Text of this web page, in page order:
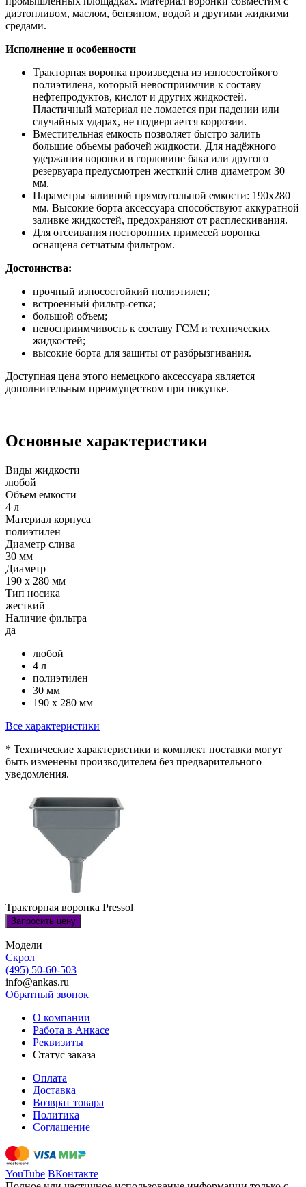
дизтопливом, маслом, бензином, водой и другими жидкими
средами.
Исполнение и особенности
Тракторная воронка произведена из износостойкого
полиэтилена, который невосприимчив к составу
нефтепродуктов, кислот и других жидкостей.
Пластичный материал не ломается при падении или
случайных ударах, не подвергается коррозии.
Вместительная емкость позволяет быстро залить
большие объемы рабочей жидкости. Для надёжного
удержания воронки в горловине бака или другого
резервуара предусмотрен жесткий слив диаметром 30
мм.
Параметры заливной прямоугольной емкости: 190х280
мм. Высокие борта аксессуара способствуют аккуратной
заливке жидкостей, предохраняют от расплескивания.
Для отсеивания посторонних примесей воронка
оснащена сетчатым фильтром.
Достоинства:
прочный износостойкий полиэтилен;
встроенный фильтр-сетка;
большой объем;
невосприимчивость к составу ГСМ и технических
жидкостей;
высокие борта для защиты от разбрызгивания.
Доступная цена этого немецкого аксессуара является
дополнительным преимуществом при покупке.
Основные характеристики
Виды жидкости
любой
Объем емкости
4 л
Материал корпуса
полиэтилен
Диаметр слива
30 мм
Диаметр
190 х 280 мм
Тип носика
жесткий
Наличие фильтра
да
любой
4 л
полиэтилен
30 мм
190 х 280 мм
Все характеристики
* Технические характеристики и комплект поставки могут
быть изменены производителем без предварительного
уведомления.
Тракторная воронка Pressol
Запросить цену
Модели
Скрол
(495) 50-60-503
info@ankas.ru
Обратный звонок
О компании
Работа в Анкасе
Реквизиты
Статус заказа
Оплата
Доставка
Возврат товара
Политика
Соглашение
YouTube ВКонтакте